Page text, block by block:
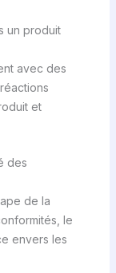
un produit
avec des
et
des
de la
le
envers les